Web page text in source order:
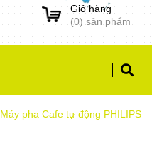
Giỏ hàng
(0) sản phẩm
Máy pha Cafe tự động PHILIPS